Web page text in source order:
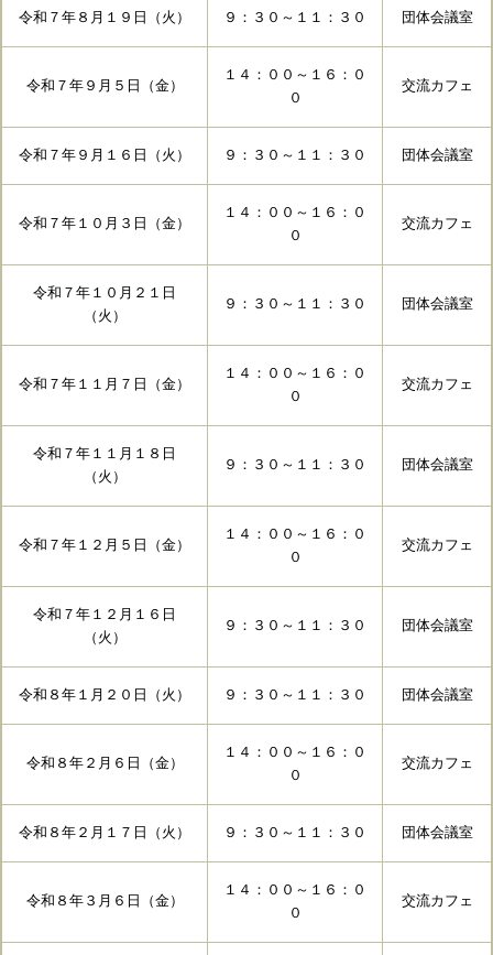
令和７年８月１９日（火） ９：３０～１１：３０ 団体会議室
令和７年９月５日（金）
１４：００～１６：０
０
交流カフェ
令和７年９月１６日（火） ９：３０～１１：３０ 団体会議室
令和７年１０月３日（金）
１４：００～１６：０
０
交流カフェ
令和７年１０月２１日
（火）
９：３０～１１：３０ 団体会議室
令和７年１１月７日（金）
１４：００～１６：０
０
交流カフェ
令和７年１１月１８日
（火）
９：３０～１１：３０ 団体会議室
令和７年１２月５日（金）
１４：００～１６：０
０
交流カフェ
令和７年１２月１６日
（火）
９：３０～１１：３０ 団体会議室
令和８年１月２０日（火） ９：３０～１１：３０ 団体会議室
令和８年２月６日（金）
１４：００～１６：０
０
交流カフェ
令和８年２月１７日（火） ９：３０～１１：３０ 団体会議室
令和８年３月６日（金）
１４：００～１６：０
０
交流カフェ